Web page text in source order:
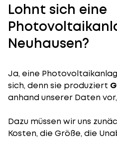
Lohnt sich eine
Neuhausen?
Ja, eine
sich, denn sie produziert
anhand unserer Daten
Dazu müssen wir uns
Kosten, die Größe, die